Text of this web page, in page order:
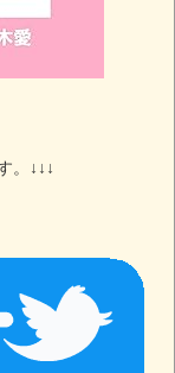
。↓↓↓